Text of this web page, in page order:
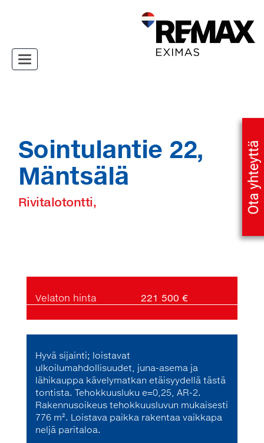
Toggle navigation
Sointulantie 22,
Mäntsälä
Rivitalotontti,
Velaton hinta 221 500 €
Hyvä sijainti; loistavat
ulkoilumahdollisuudet, juna-asema ja
lähikauppa kävelymatkan etäisyydellä tästä
tontista. Tehokkuusluku e=0,25, AR-2.
Rakennusoikeus tehokkuusluvun mukaisesti
776 m². Loistava paikka rakentaa vaikkapa
neljä paritaloa.